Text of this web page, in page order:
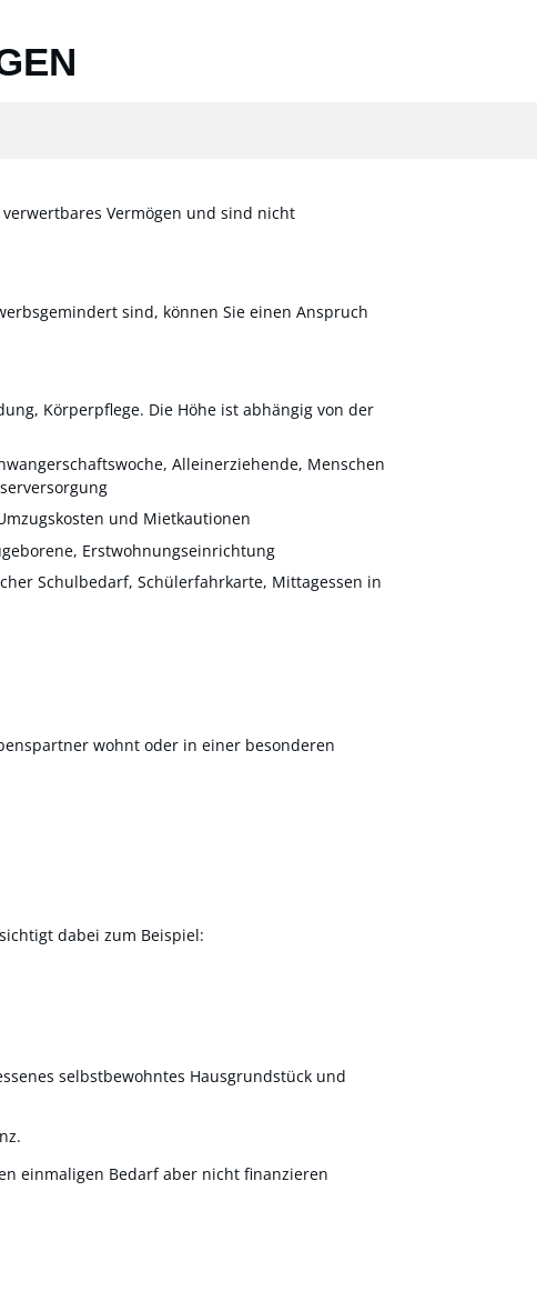
Vermögen und sind nicht
sind, können Sie einen Anspruch
Körperpflege. Die Höhe ist abhängig von der
Alleinerziehende, Menschen
und Mietkautionen
Erstwohnungseinrichtung
Schulbedarf, Schülerfahrkarte, Mittagessen in
wohnt oder in einer besonderen
dabei zum Beispiel:
selbstbewohntes Hausgrundstück und
einmaligen Bedarf aber nicht finanzieren